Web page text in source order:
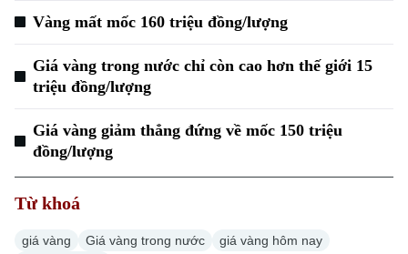
Chuyên mục
Thời sự
Hà Nội
Vàng mất mốc 160 triệu đồng/lượng
Giá vàng trong nước chỉ còn cao hơn thế giới 15
triệu đồng/lượng
Giá vàng giảm thẳng đứng về mốc 150 triệu
đồng/lượng
Từ khoá
giá vàng Giá vàng trong nước
giá vàng hôm nay